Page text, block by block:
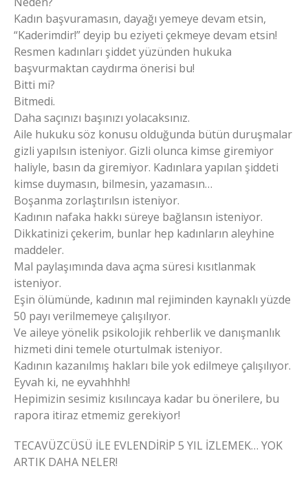
Kadın başvuramasın, dayağı yemeye devam etsin,
“Kaderimdir!” deyip bu eziyeti çekmeye devam etsin!
Resmen kadınları şiddet yüzünden hukuka
başvurmaktan caydırma önerisi bu!
Bitti mi?
Bitmedi.
Daha saçınızı başınızı yolacaksınız.
Aile hukuku söz konusu olduğunda bütün duruşmalar
gizli yapılsın isteniyor. Gizli olunca kimse giremiyor
haliyle, basın da giremiyor. Kadınlara yapılan şiddeti
kimse duymasın, bilmesin, yazamasın…
Boşanma zorlaştırılsın isteniyor.
Kadının nafaka hakkı süreye bağlansın isteniyor.
Dikkatinizi çekerim, bunlar hep kadınların aleyhine
maddeler.
Mal paylaşımında dava açma süresi kısıtlanmak
isteniyor.
Eşin ölümünde, kadının mal rejiminden kaynaklı yüzde
50 payı verilmemeye çalışılıyor.
Ve aileye yönelik psikolojik rehberlik ve danışmanlık
hizmeti dini temele oturtulmak isteniyor.
Kadının kazanılmış hakları bile yok edilmeye çalışılıyor.
Eyvah ki, ne eyvahhhh!
Hepimizin sesimiz kısılıncaya kadar bu önerilere, bu
rapora itiraz etmemiz gerekiyor!
TECAVÜZCÜSÜ İLE EVLENDİRİP 5 YIL İZLEMEK… YOK
ARTIK DAHA NELER!